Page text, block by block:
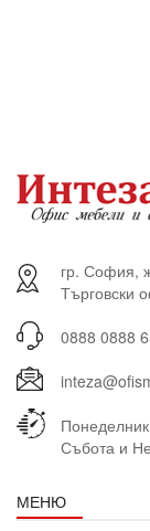
гр. София,
Търговски
0888 0888
Събота и
МЕНЮ